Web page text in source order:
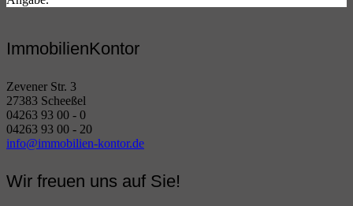
ImmobilienKontor
Zevener Str. 3
27383 Scheeßel
04263 93 00 - 0
04263 93 00 - 20
info@immobilien-kontor.de
Wir freuen uns auf Sie!